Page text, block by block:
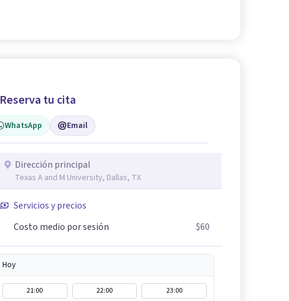
Reserva tu cita
WhatsApp Email
Dirección principal
Texas A and M University, Dallas, TX
Servicios y precios
Costo medio por sesión
$60
Hoy
21:00 22:00 23:00